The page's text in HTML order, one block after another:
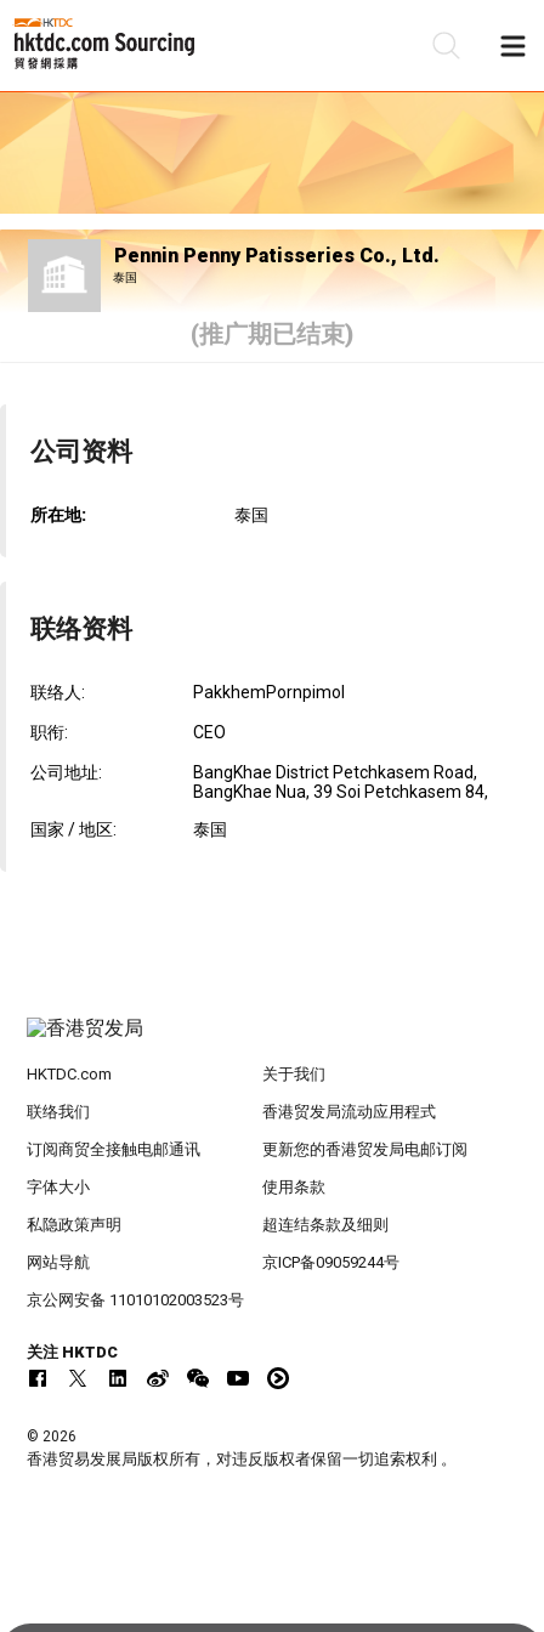
Pennin Penny Patisseries Co., Ltd.
泰国
(推广期已结束)
公司资料
所在地: 泰国
联络资料
联络人: PakkhemPornpimol
职衔: CEO
公司地址:
BangKhae District Petchkasem Road,
BangKhae Nua, 39 Soi Petchkasem 84,
国家 / 地区:
泰国
HKTDC.com 关于我们
联络我们 香港贸发局流动应用程式
订阅商贸全接触电邮通讯 更新您的香港贸发局电邮订阅
字体大小 使用条款
私隐政策声明 超连结条款及细则
网站导航 京ICP备09059244号
京公网安备 11010102003523号
关注 HKTDC
© 2026
香港贸易发展局版权所有，对违反版权者保留一切追索权利 。